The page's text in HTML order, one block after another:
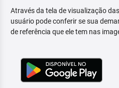
Através da tela de visualização
usuário pode conferir se sua
de referência que ele tem nas